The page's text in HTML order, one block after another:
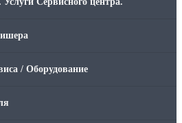
/ Оборудование